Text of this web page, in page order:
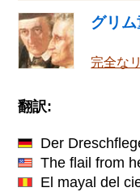
グリ
完全な
翻訳:
Der
The flail from
El mayal del